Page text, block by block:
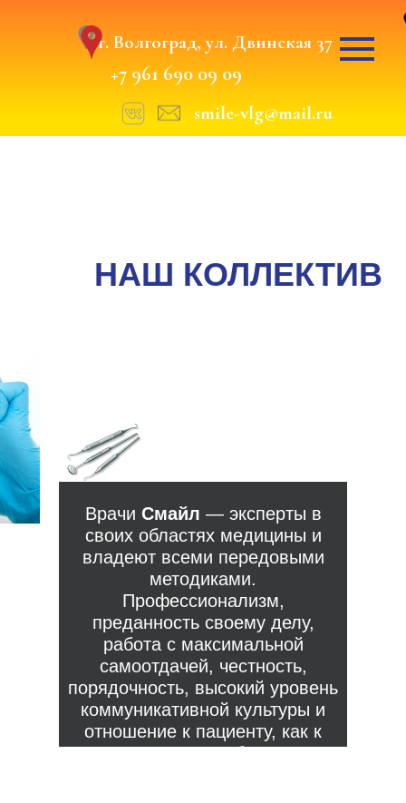
+7 961 690 09 09
smile-vlg@mail.ru
г. Волгоград, ул. Двинская 37
НАШ КОЛЛЕКТИВ
Врачи Смайл — эксперты в
своих областях медицины и
владеют всеми передовыми
методиками.
Профессионализм,
преданность своему делу,
работа с максимальной
самоотдачей, честность,
порядочность, высокий уровень
коммуникативной культуры и
отношение к пациенту, как к
самому себе.